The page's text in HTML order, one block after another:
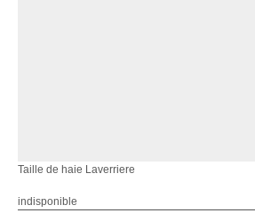
Taille de haie Laverriere
indisponible